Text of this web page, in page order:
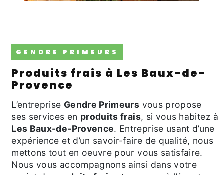
GENDRE PRIMEURS
produits frais à Les Baux-de-
Provence
L’entreprise Gendre Primeurs vous propose
ses services en produits frais, si vous habitez à
Les Baux-de-Provence. Entreprise usant d’une
expérience et d’un savoir-faire de qualité, nous
mettons tout en oeuvre pour vous satisfaire.
Nous vous accompagnons ainsi dans votre